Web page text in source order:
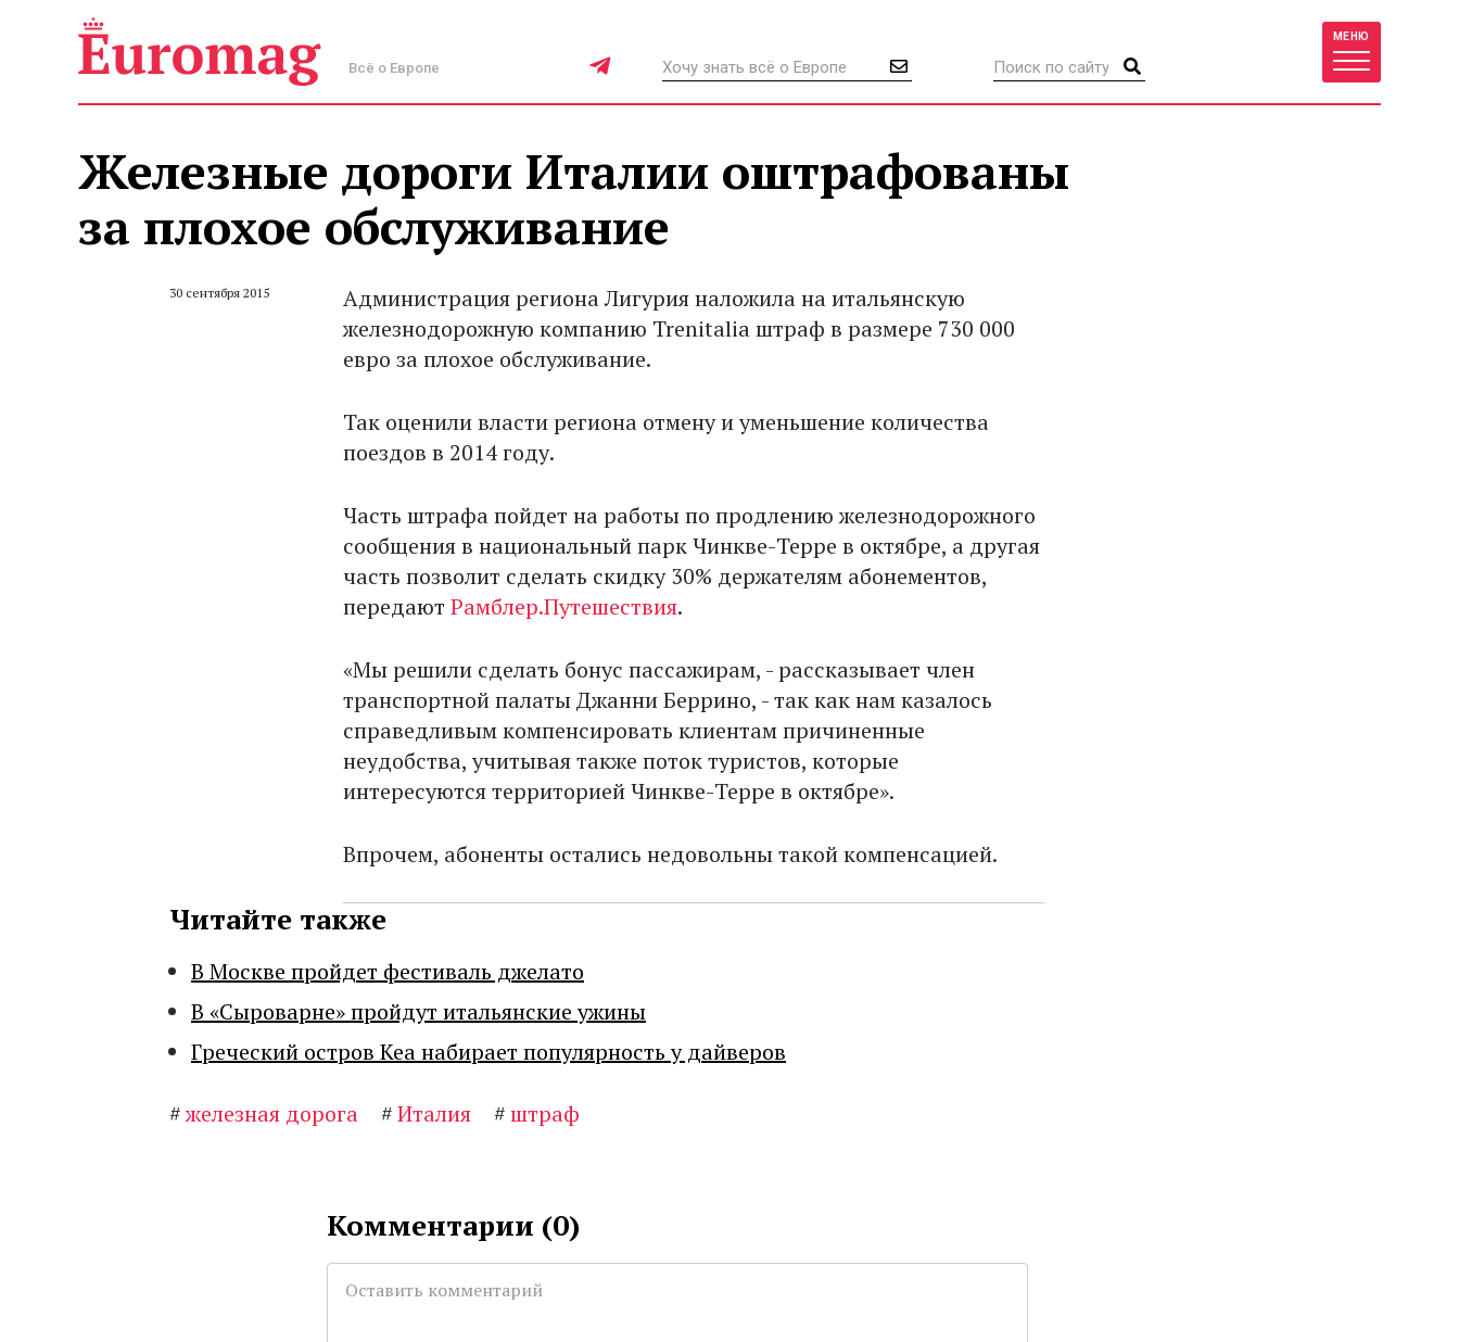
Всё о Европе
МЕНЮ
Железные дороги Италии оштрафованы
за плохое обслуживание
30 сентября 2015
Администрация региона Лигурия наложила на итальянскую
железнодорожную компанию Trenitalia штраф в размере 730 000
евро за плохое обслуживание.
Так оценили власти региона отмену и уменьшение количества
поездов в 2014 году.
Часть штрафа пойдет на работы по продлению железнодорожного
сообщения в национальный парк Чинкве-Терре в октябре, а другая
часть позволит сделать скидку 30% держателям абонементов,
передают Рамблер.Путешествия.
«Мы решили сделать бонус пассажирам, - рассказывает член
транспортной палаты Джанни Беррино, - так как нам казалось
справедливым компенсировать клиентам причиненные
неудобства, учитывая также поток туристов, которые
интересуются территорией Чинкве-Терре в октябре».
Впрочем, абоненты остались недовольны такой компенсацией.
Читайте также
В Москве пройдет фестиваль джелато
В «Сыроварне» пройдут итальянские ужины
Греческий остров Кеа набирает популярность у дайверов
#железная дорога #Италия #штраф
Комментарии (0)